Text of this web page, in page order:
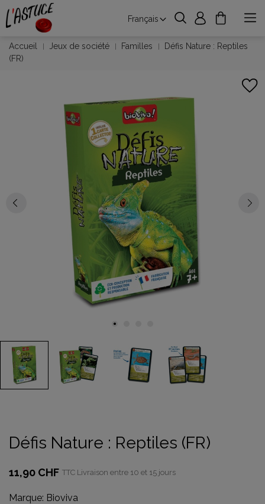
Français
Accueil Jeux de société Familles
Défis Nature : Reptiles
(FR)
Défis Nature : Reptiles (FR)
11,90 CHF TTC Livraison entre 10 et 15 jours
Marque: Bioviva